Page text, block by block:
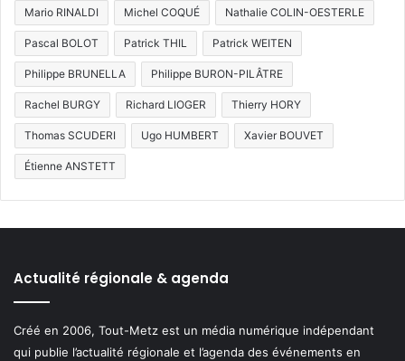
Mario RINALDI Michel COQUÉ Nathalie COLIN-OESTERLE
Pascal BOLOT Patrick THIL Patrick WEITEN
Philippe BRUNELLA Philippe BURON-PILÂTRE
Rachel BURGY Richard LIOGER Thierry HORY
Thomas SCUDERI Ugo HUMBERT Xavier BOUVET
Étienne ANSTETT
Actualité régionale & agenda
Créé en 2006, Tout-Metz est un média numérique indépendant
qui publie l’actualité régionale et l’agenda des événements en